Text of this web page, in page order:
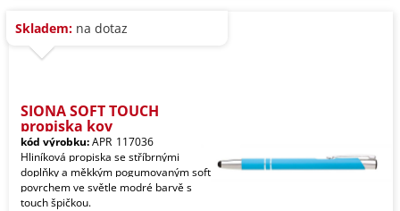
Skladem: na dotaz
SIONA SOFT TOUCH
propiska kov
kód výrobku:APR_117036
Hliníková propiska se stříbrnými
doplňky a měkkým pogumovaným soft
povrchem ve světle modré barvě s
touch špičkou.